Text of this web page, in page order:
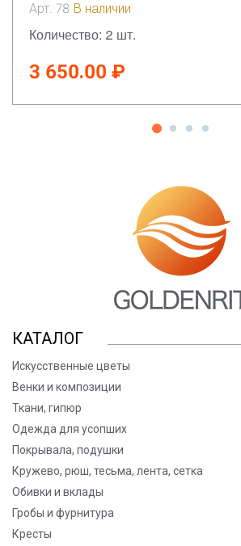
Арт. 78 В наличии
Количество: 2 шт.
3 650.00 ₽
КАТАЛОГ
Искусственные цветы
Венки и композиции
Ткани, гипюр
Одежда для усопших
Покрывала, подушки
Кружево, рюш, тесьма, лента, сетка
Обивки и вклады
Гробы и фурнитура
Кресты